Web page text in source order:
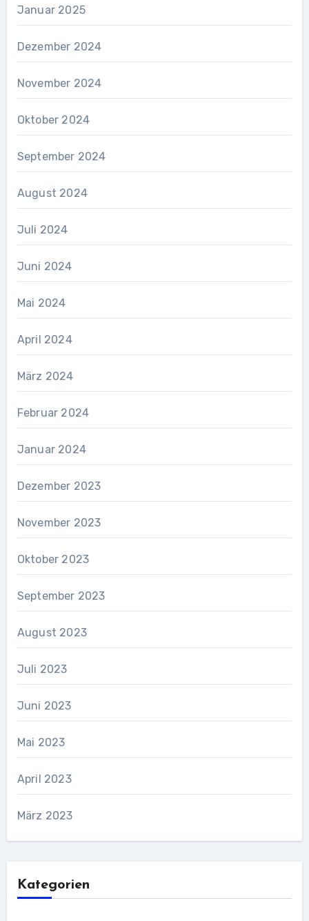
Januar 2025
Dezember 2024
November 2024
Oktober 2024
September 2024
August 2024
Juli 2024
Juni 2024
Mai 2024
April 2024
März 2024
Februar 2024
Januar 2024
Dezember 2023
November 2023
Oktober 2023
September 2023
August 2023
Juli 2023
Juni 2023
Mai 2023
April 2023
März 2023
Kategorien